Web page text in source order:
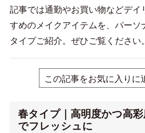
記事では通勤やお買い物などデイ
すめのメイクアイテムを、パーソ
タイプご紹介。ぜひご覧ください。
この記事をお気に入りに
春タイプ｜高明度かつ高
でフレッシュに